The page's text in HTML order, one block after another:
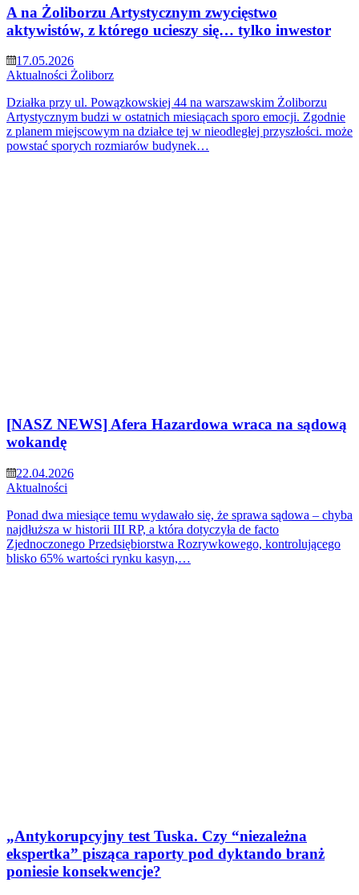
A na Żoliborzu Artystycznym zwycięstwo
aktywistów, z którego ucieszy się… tylko inwestor
17.05.2026
Aktualności Żoliborz
Działka przy ul. Powązkowskiej 44 na warszawskim Żoliborzu
Artystycznym budzi w ostatnich miesiącach sporo emocji. Zgodnie
z planem miejscowym na działce tej w nieodległej przyszłości. może
powstać sporych rozmiarów budynek…
[NASZ NEWS] Afera Hazardowa wraca na sądową
wokandę
22.04.2026
Aktualności
Ponad dwa miesiące temu wydawało się, że sprawa sądowa – chyba
najdłuższa w historii III RP, a która dotyczyła de facto
Zjednoczonego Przedsiębiorstwa Rozrywkowego, kontrolującego
blisko 65% wartości rynku kasyn,…
„Antykorupcyjny test Tuska. Czy “niezależna
ekspertka” pisząca raporty pod dyktando branż
poniesie konsekwencje?